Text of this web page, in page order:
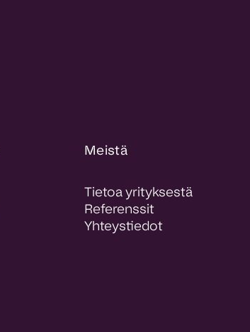
Meistä
Tietoa yrityksestä
Referenssit
Yhteystiedot